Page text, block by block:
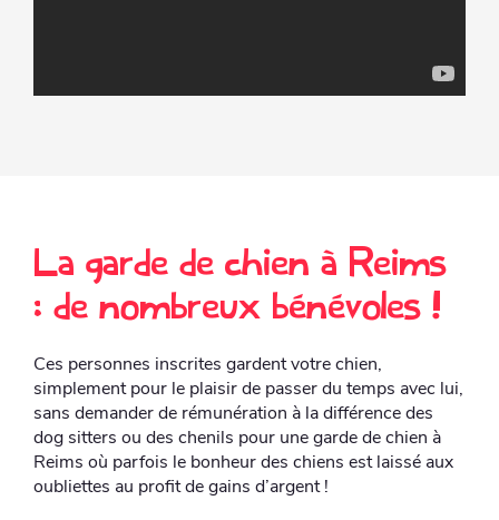
La garde de chien à Reims
: de nombreux bénévoles !
Ces personnes inscrites gardent votre chien,
simplement pour le plaisir de passer du temps avec lui,
sans demander de rémunération à la différence des
dog sitters ou des chenils pour une garde de chien à
Reims où parfois le bonheur des chiens est laissé aux
oubliettes au profit de gains d’argent !